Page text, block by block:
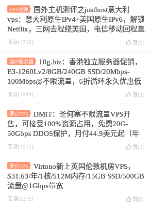
VPS测评
国外主机测评之justhost意大利
vps：意大利原生IPv4+美国原生IPv6，解锁
Netflix，三网去程绕美国，电信移动回程直
连，移动回程绕美国
阅读(1710) 赞(0)
国外服务器
10g.biz：香港独立服务器促销，
E3-1260Lv2/8GB/240GB SSD/20Mbps-
100Mbps@不限流量，6折循环永久优惠低
至$77.4/月
阅读(1299) 赞(1 )
便宜VPS
DMIT：圣何塞不限流量VPS开
售，可接受100%资源占用，免费20G-
50Gbps DDOS保护，月付44.9美元起（年
付7折）
阅读(1575) 赞(1 )
便宜VPS
Virtono新上英国伦敦机房VPS，
$31.63/年/1核/512M内存/15GB SSD/500GB
流量@1Gbps带宽
阅读(1275) 赞(0)